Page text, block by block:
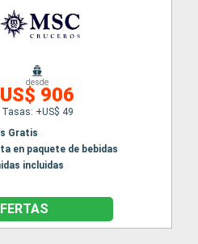
desde
US$ 906
Tasas: +US$ 49
Gratis
en paquete de bebidas
incluidas